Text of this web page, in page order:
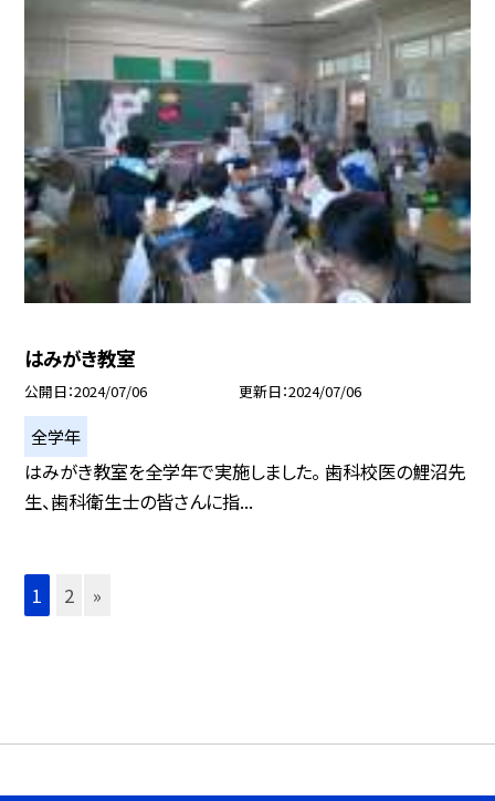
はみがき教室
公開日 2024/07/06 更新日 2024/07/06
全学年
はみがき教室を全学年で実施しました。 歯科校医の鯉沼先
生、歯科衛生士の皆さんに指...
1 2 »